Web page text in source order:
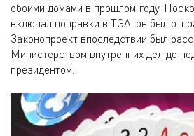
обоими домами в прошлом году.
включал поправки в TGA, он был
Законопроект впоследствии был
Министерством внутренних дел до
президентом.